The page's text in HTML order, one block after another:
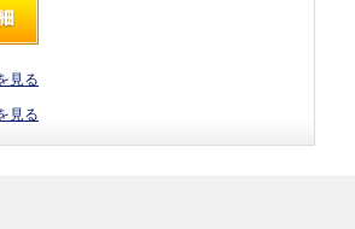
見る
見る